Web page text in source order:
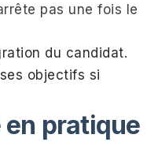
pas une fois le
du candidat.
objectifs si
en pratique